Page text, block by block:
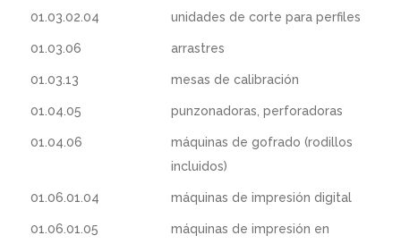
01.03.02.04 unidades de corte para perfiles
01.03.06 arrastres
01.03.13 mesas de calibración
01.04.05 punzonadoras, perforadoras
01.04.06
máquinas de gofrado (rodillos
incluidos)
01.06.01.04 máquinas de impresión digital
01.06.01.05
máquinas de impresión en